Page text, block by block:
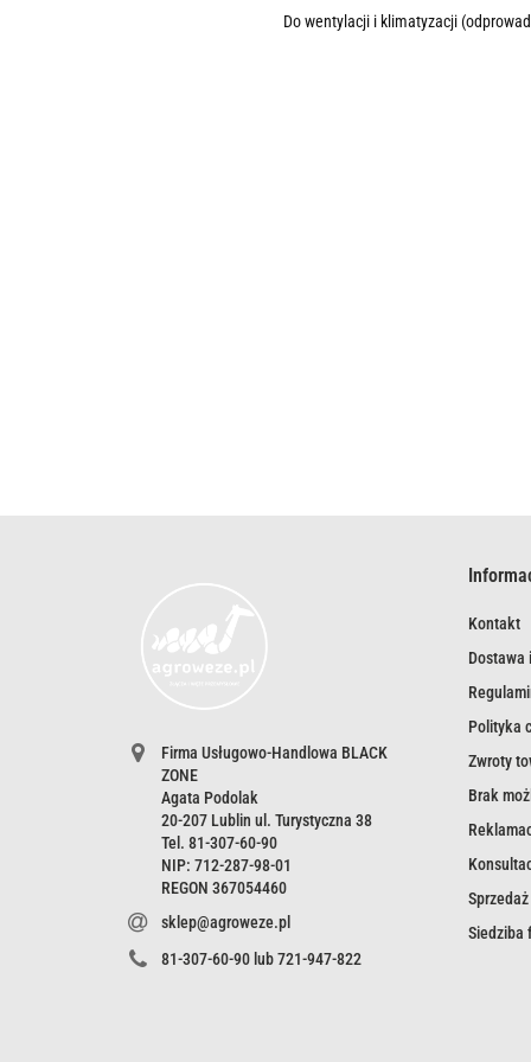
Do wentylacji i klimatyzacji
Firma Usługowo-Handlowa BLACK
ZONE
Agata Podolak
20-207 Lublin ul. Turystyczna 38
Tel. 81-307-60-90
NIP: 712-287-98-01
REGON 367054460
sklep@agroweze.pl
81-307-60-90 lub 721-947-822
Kontakt
Dostawa
Polityka
Zwroty
Brak
Siedziba